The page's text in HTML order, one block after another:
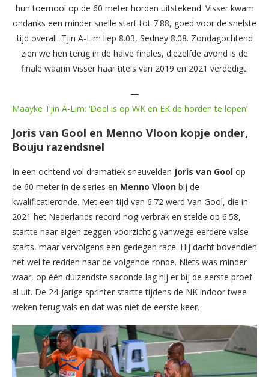
hun toernooi op de 60 meter horden uitstekend. Visser kwam
ondanks een minder snelle start tot 7.88, goed voor de snelste
tijd overall. Tjin A-Lim liep 8.03, Sedney 8.08. Zondagochtend
zien we hen terug in de halve finales, diezelfde avond is de
finale waarin Visser haar titels van 2019 en 2021 verdedigt.
—
Maayke Tjin A-Lim: ‘Doel is op WK en EK de horden te lopen’
Joris van Gool en Menno Vloon kopje onder,
Bouju razendsnel
In een ochtend vol dramatiek sneuvelden Joris van Gool op
de 60 meter in de series en Menno Vloon bij de
kwalificatieronde. Met een tijd van 6.72 werd Van Gool, die in
2021 het Nederlands record nog verbrak en stelde op 6.58,
startte naar eigen zeggen voorzichtig vanwege eerdere valse
starts, maar vervolgens een gedegen race. Hij dacht bovendien
het wel te redden naar de volgende ronde. Niets was minder
waar, op één duizendste seconde lag hij er bij de eerste proef
al uit. De 24-jarige sprinter startte tijdens de NK indoor twee
weken terug vals en dat was niet de eerste keer.